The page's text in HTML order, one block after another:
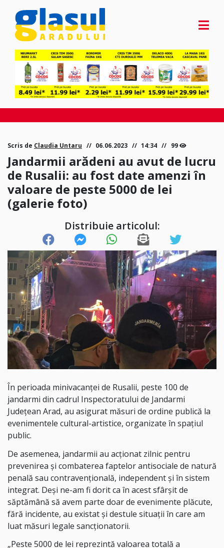
Scris de Claudia Untaru 06.06.2023 14:34 99
Jandarmii arădeni au avut de lucru
de Rusalii: au fost date amenzi în
valoare de peste 5000 de lei
(galerie foto)
Distribuie articolul:
În perioada minivacanței de Rusalii, peste 100 de
jandarmi din cadrul Inspectoratului de Jandarmi
Județean Arad, au asigurat măsuri de ordine publică la
evenimentele cultural-artistice, organizate în spațiul
public.
De asemenea, jandarmii au acționat zilnic pentru
prevenirea și combaterea faptelor antisociale de natură
penală sau contravențională, independent și în sistem
integrat. Deși ne-am fi dorit ca în acest sfârșit de
săptămână să avem parte doar de evenimente plăcute,
fără incidente, au existat și destule situații în care am
luat măsuri legale sancționatorii.
„Peste 5000 de lei reprezintă valoarea totală a